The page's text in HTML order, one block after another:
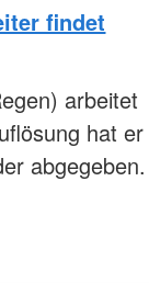
findet
arbeitet
hat er
abgegeben.